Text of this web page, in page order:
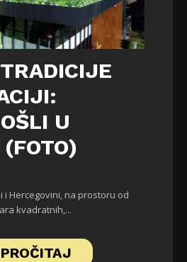
U
i Hercegovini, na prostoru od
kvadratnih,...
PROČITAJ